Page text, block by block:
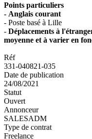
Points particuliers
- Anglais courant
- Poste basé à Lille
- Déplacements à
moyenne et à varier en
Réf
331-040821-035
Date de publication
24/08/2021
Statut
Ouvert
Annonceur
SALESADM
Type de contrat
Freelance